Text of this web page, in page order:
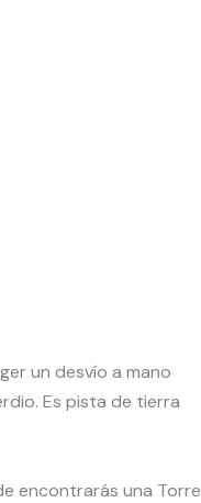
un desvío a mano
Es pista de tierra
encontrarás una Torre